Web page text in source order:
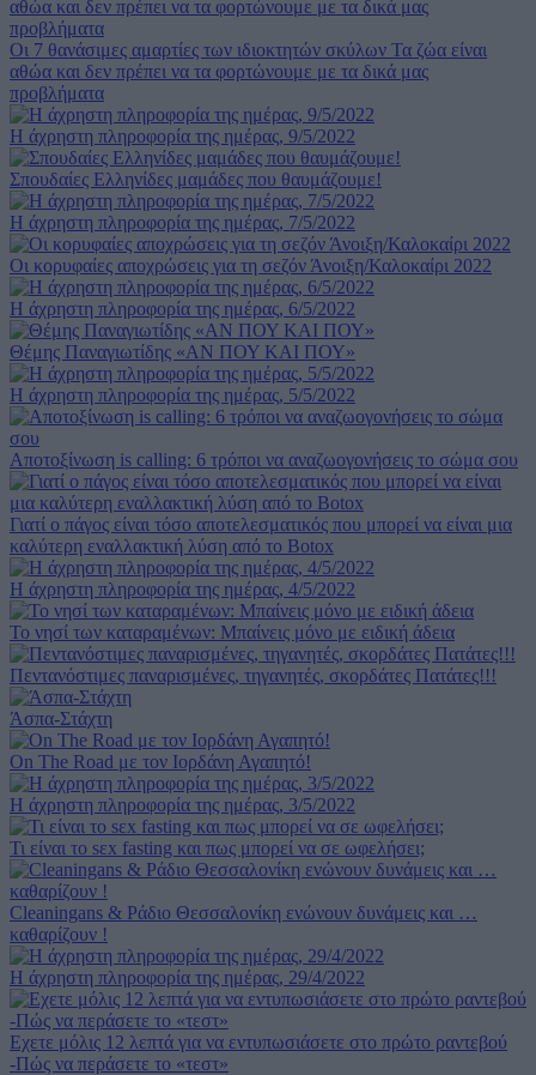
Οι 7 θανάσιμες αμαρτίες των ιδιοκτητών σκύλων Τα ζώα είναι
αθώα και δεν πρέπει να τα φορτώνουμε με τα δικά μας
προβλήματα
Η άχρηστη πληροφορία της ημέρας, 9/5/2022
Σπουδαίες Ελληνίδες μαμάδες που θαυμάζουμε!
Η άχρηστη πληροφορία της ημέρας, 7/5/2022
Οι κορυφαίες αποχρώσεις για τη σεζόν Άνοιξη/Καλοκαίρι 2022
Η άχρηστη πληροφορία της ημέρας, 6/5/2022
Θέμης Παναγιωτίδης «AN ΠΟΥ ΚΑΙ ΠΟΥ»
Η άχρηστη πληροφορία της ημέρας, 5/5/2022
Αποτοξίνωση is calling: 6 τρόποι να αναζωογονήσεις το σώμα σου
Γιατί ο πάγος είναι τόσο αποτελεσματικός που μπορεί να είναι μια
καλύτερη εναλλακτική λύση από το Botox
Η άχρηστη πληροφορία της ημέρας, 4/5/2022
Το νησί των καταραμένων: Μπαίνεις μόνο με ειδική άδεια
Πεντανόστιμες παναρισμένες, τηγανητές, σκορδάτες Πατάτες!!!
Άσπα-Στάχτη
On The Road με τον Ιορδάνη Αγαπητό!
Η άχρηστη πληροφορία της ημέρας, 3/5/2022
Τι είναι το sεx fasting και πως μπορεί να σε ωφελήσει;
Cleaningans & Ράδιο Θεσσαλονίκη ενώνουν δυνάμεις και …
καθαρίζουν !
Η άχρηστη πληροφορία της ημέρας, 29/4/2022
Εχετε μόλις 12 λεπτά για να εντυπωσιάσετε στο πρώτο ραντεβού
-Πώς να περάσετε το «τεστ»